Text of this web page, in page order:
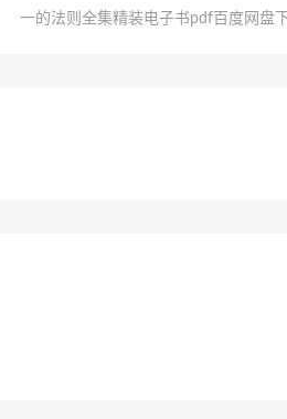
一的法则全集精装电子书pdf百度网盘